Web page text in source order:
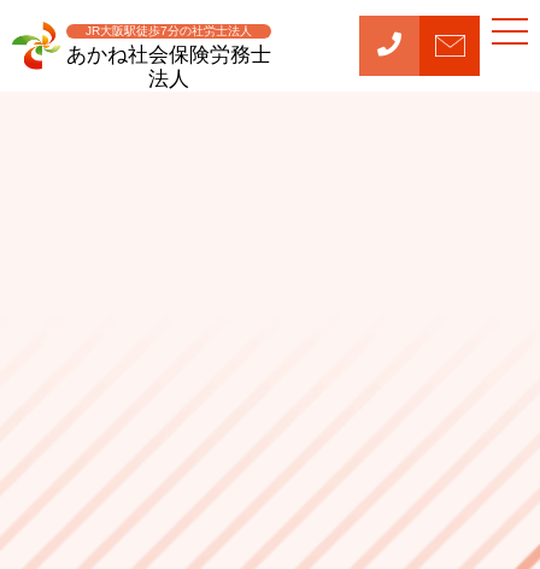
JR大阪駅徒歩7分の社労士法人
あかね社会保険労務士
法人
t
o